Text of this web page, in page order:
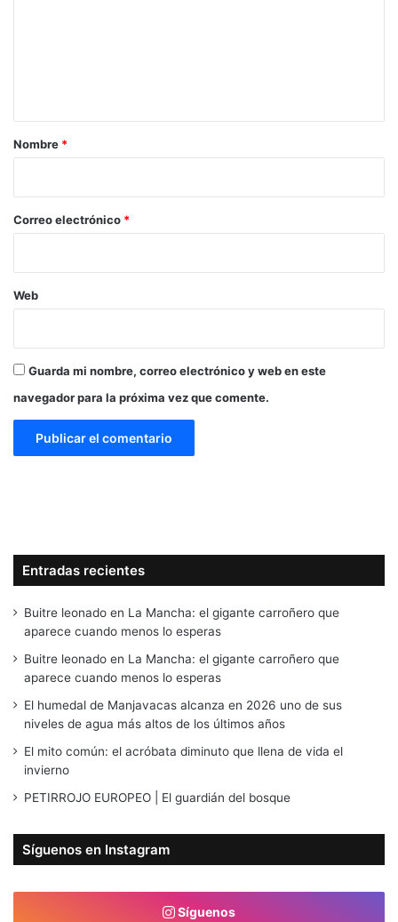
r
*
Nombre *
Correo electrónico *
Web
Guarda mi nombre, correo electrónico y web en este
navegador para la próxima vez que comente.
Entradas recientes
Buitre leonado en La Mancha: el gigante carroñero que
aparece cuando menos lo esperas
Buitre leonado en La Mancha: el gigante carroñero que
aparece cuando menos lo esperas
El humedal de Manjavacas alcanza en 2026 uno de sus
niveles de agua más altos de los últimos años
El mito común: el acróbata diminuto que llena de vida el
invierno
PETIRROJO EUROPEO | El guardián del bosque
Síguenos en Instagram
Síguenos